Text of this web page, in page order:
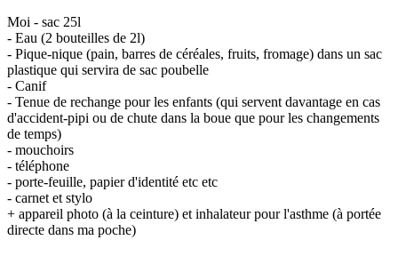
Moi - sac 25l
- Eau (2 bouteilles de 2l)
- Pique-nique (pain, barres de céréales, fruits, fromage) dans un sac
plastique qui servira de sac poubelle
- Canif
- Tenue de rechange pour les enfants (qui servent davantage en cas
d'accident-pipi ou de chute dans la boue que pour les changements
de temps)
- mouchoirs
- téléphone
- porte-feuille, papier d'identité etc etc
- carnet et stylo
+ appareil photo (à la ceinture) et inhalateur pour l'asthme (à portée
directe dans ma poche)